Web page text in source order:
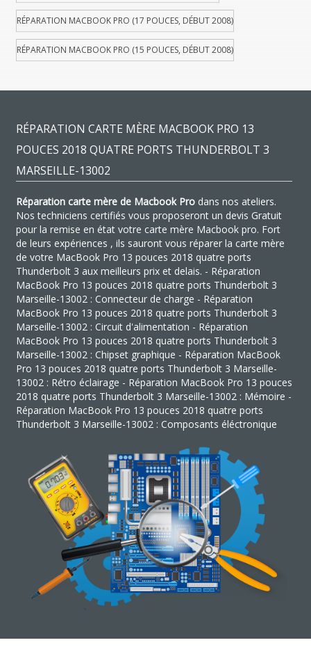
RÉPARATION MACBOOK PRO (17 POUCES, DÉBUT 2008)
RÉPARATION MACBOOK PRO (15 POUCES, DÉBUT 2008)
RÉPARATION CARTE MÈRE MACBOOK PRO 13
POUCES 2018 QUATRE PORTS THUNDERBOLT 3
MARSEILLE-13002
Réparation carte mère de Macbook Prodans nos ateliers.
Nos techniciens certifiés vous proposeront un devis Gratuit
pour la remise en état votre carte mère Macbook pro. Fort
de leurs expériences , ils sauront vous réparer la carte mère
de votre MacBook Pro 13 pouces 2018 quatre ports
Thunderbolt 3 aux meilleurs prix et delais. - Réparation
MacBook Pro 13 pouces 2018 quatre ports Thunderbolt 3
Marseille-13002 : Connecteur de charge - Réparation
MacBook Pro 13 pouces 2018 quatre ports Thunderbolt 3
Marseille-13002 : Circuit d'alimentation - Réparation
MacBook Pro 13 pouces 2018 quatre ports Thunderbolt 3
Marseille-13002 : Chipset graphique - Réparation MacBook
Pro 13 pouces 2018 quatre ports Thunderbolt 3 Marseille-
13002 : Rétro éclairage - Réparation MacBook Pro 13 pouces
2018 quatre ports Thunderbolt 3 Marseille-13002 : Mémoire -
Réparation MacBook Pro 13 pouces 2018 quatre ports
Thunderbolt 3 Marseille-13002 : Composants éléctronique